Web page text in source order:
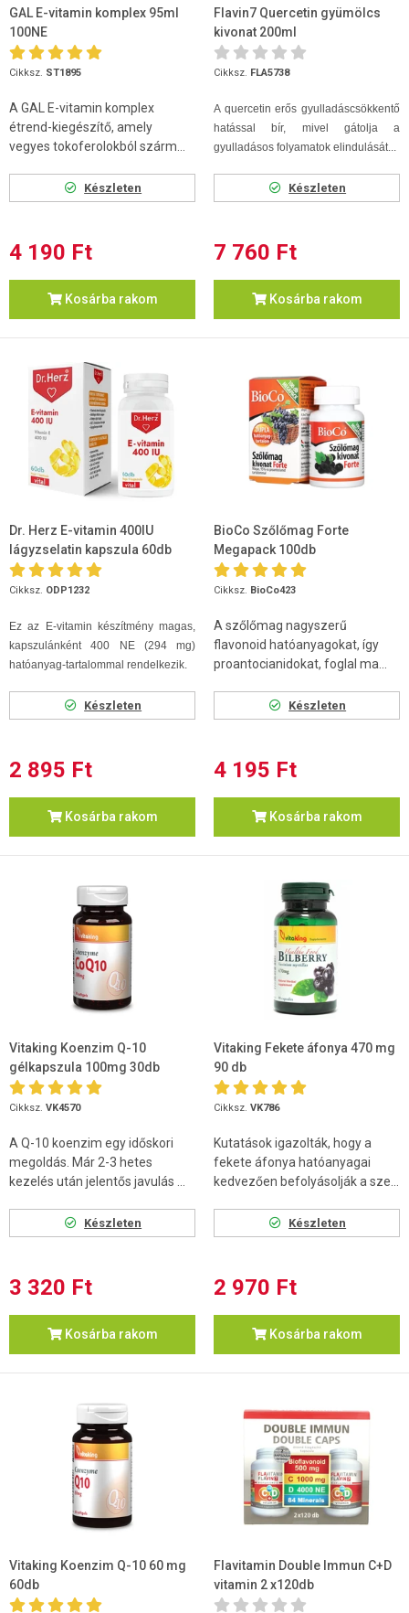
GAL E-vitamin komplex 95ml
100NE
Cikksz. ST1895
A GAL E-vitamin komplex
étrend-kiegészítő, amely
vegyes tokoferolokból szárm...
Készleten
4 190 Ft
Kosárba rakom
Flavin7 Quercetin gyümölcs
kivonat 200ml
Cikksz. FLA5738
A quercetin erős gyulladáscsökkentő
hatással bír, mivel gátolja a
gyulladásos folyamatok elindulását...
Készleten
7 760 Ft
Kosárba rakom
Dr. Herz E-vitamin 400IU
lágyzselatin kapszula 60db
Cikksz. ODP1232
Ez az E-vitamin készítmény magas,
kapszulánként 400 NE (294 mg)
hatóanyag-tartalommal rendelkezik.
Készleten
2 895 Ft
Kosárba rakom
BioCo Szőlőmag Forte
Megapack 100db
Cikksz. BioCo423
A szőlőmag nagyszerű
flavonoid hatóanyagokat, így
proantocianidokat, foglal ma...
Készleten
4 195 Ft
Kosárba rakom
Vitaking Koenzim Q-10
gélkapszula 100mg 30db
Cikksz. VK4570
A Q-10 koenzim egy időskori
megoldás. Már 2-3 hetes
kezelés után jelentős javulás ...
Készleten
3 320 Ft
Kosárba rakom
Vitaking Fekete áfonya 470 mg
90 db
Cikksz. VK786
Kutatások igazolták, hogy a
fekete áfonya hatóanyagai
kedvezően befolyásolják a sze...
Készleten
2 970 Ft
Kosárba rakom
Vitaking Koenzim Q-10 60 mg
60db
Flavitamin Double Immun C+D
vitamin 2 x120db